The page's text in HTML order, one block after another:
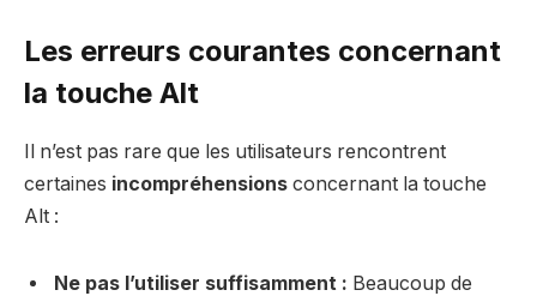
Les erreurs courantes concernant
la touche Alt
Il n’est pas rare que les utilisateurs rencontrent
certaines incompréhensions concernant la touche
Alt :
Ne pas l’utiliser suffisamment : Beaucoup de